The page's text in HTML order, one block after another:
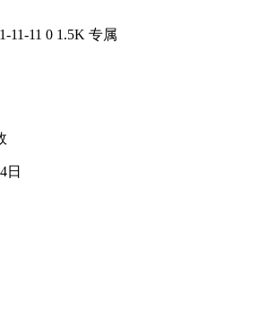
11-11 0 1.5K 专属
日